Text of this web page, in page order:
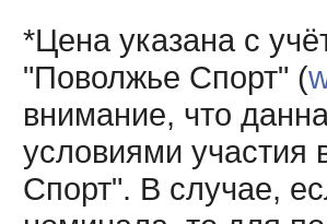
*Цена указана с
"Поволжье Спорт" (
внимание, что
условиями участия
Спорт". В случае,